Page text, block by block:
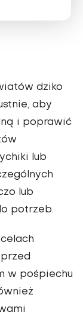
dziko
aby
i poprawić
lub
lub
potrzeb.
w pośpiechu